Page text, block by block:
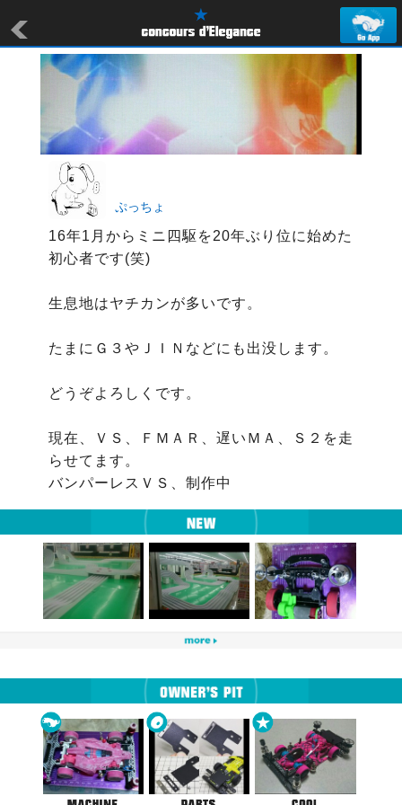
ぷっちょ
16年1月からミニ四駆を20年ぶり位に始めた
初心者です(笑)
生息地はヤチカンが多いです。
たまにＧ３やＪＩＮなどにも出没します。
どうぞよろしくです。
現在、ＶＳ、ＦＭＡＲ、遅いＭＡ、Ｓ２を走
らせてます。
バンパーレスＶＳ、制作中